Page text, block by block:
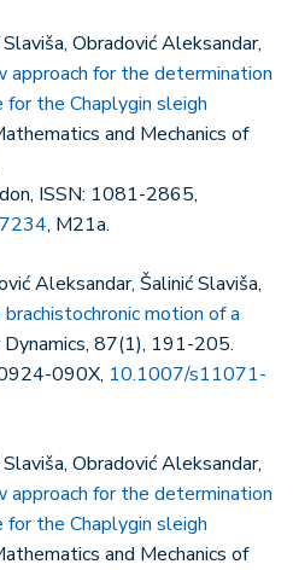
Obradović Aleksandar,
approach for the determination
the Chaplygin sleigh
and Mechanics of
ISSN: 1081-2865,
, M21a.
Aleksandar, Šalinić Slaviša,
motion of a
Dynamics, 87(1), 191-205.
090X, 10.1007/s11071-
Obradović Aleksandar,
approach for the determination
the Chaplygin sleigh
and Mechanics of